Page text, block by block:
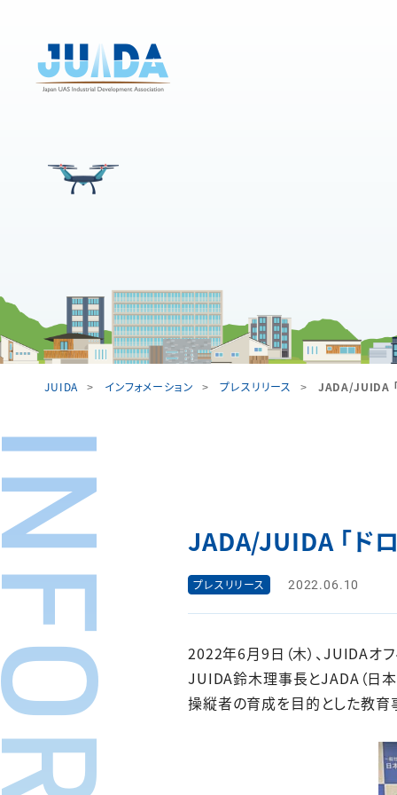
JUIDA インフォメーション プレスリリース JADA/JUIDA
JADA/JUIDA 「ド
プレスリリース 2022.06.10
2022年6月9日（木）、JUIDAオ
JUIDA鈴木理事長とJADA（日
操縦者の育成を目的とした教育